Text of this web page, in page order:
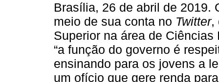
Brasília, 26 de abril de 2019.
meio de sua conta no Twitter,
Superior na área de
“a função do governo é
ensinando para os jovens a
um ofício que gere renda